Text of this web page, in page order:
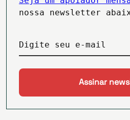
nossa newsletter
Digite seu e-mail